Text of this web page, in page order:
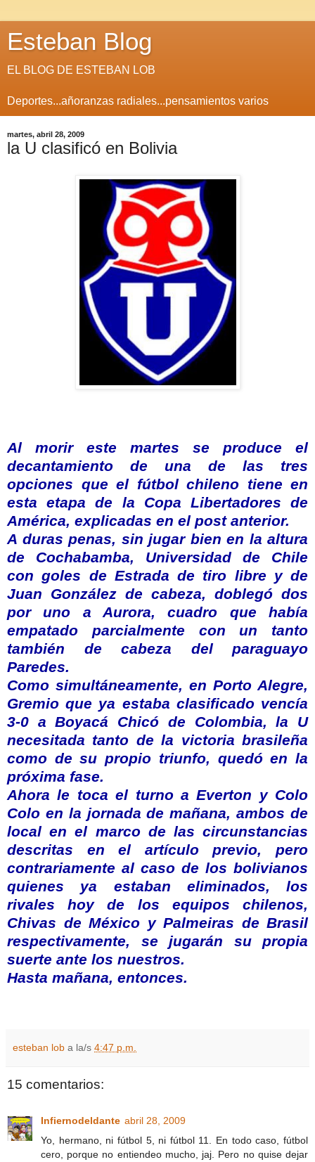
Esteban Blog
EL BLOG DE ESTEBAN LOB
Deportes...añoranzas radiales...pensamientos varios
martes, abril 28, 2009
la U clasificó en Bolivia
Al morir este martes se produce el
decantamiento de una de las tres
opciones que el fútbol chileno tiene en
esta etapa de la Copa Libertadores de
América, explicadas en el post anterior.
A duras penas, sin jugar bien en la altura
de Cochabamba, Universidad de Chile
con goles de Estrada de tiro libre y de
Juan González de cabeza, doblegó dos
por uno a Aurora, cuadro que había
empatado parcialmente con un tanto
también de cabeza del paraguayo
Paredes.
Como simultáneamente, en Porto Alegre,
Gremio que ya estaba clasificado vencía
3-0 a Boyacá Chicó de Colombia, la U
necesitada tanto de la victoria brasileña
como de su propio triunfo, quedó en la
próxima fase.
Ahora le toca el turno a Everton y Colo
Colo en la jornada de mañana, ambos de
local en el marco de las circunstancias
descritas en el artículo previo, pero
contrariamente al caso de los bolivianos
quienes ya estaban eliminados, los
rivales hoy de los equipos chilenos,
Chivas de México y Palmeiras de Brasil
respectivamente, se jugarán su propia
suerte ante los nuestros.
Hasta mañana, entonces.
esteban lob a la/s 4:47 p.m.
15 comentarios:
Infiernodeldante abril 28, 2009
Yo, hermano, ni fútbol 5, ni fútbol 11. En todo caso, fútbol
cero, porque no entiendeo mucho, jaj. Pero no quise dejar